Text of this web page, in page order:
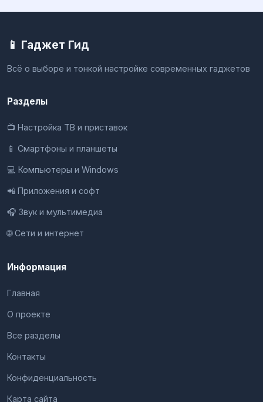
📱 Гаджет Гид
Всё о выборе и тонкой настройке современных гаджетов
Разделы
📺 Настройка ТВ и приставок
📱 Смартфоны и планшеты
💻 Компьютеры и Windows
📲 Приложения и софт
🎧 Звук и мультимедиа
🌐 Сети и интернет
Информация
Главная
О проекте
Все разделы
Контакты
Конфиденциальность
Карта сайта